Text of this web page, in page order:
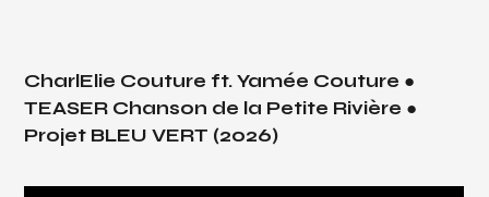
CharlElie Couture ft. Yamée Couture ●
TEASER Chanson de la Petite Rivière ●
Projet BLEU VERT (2026)